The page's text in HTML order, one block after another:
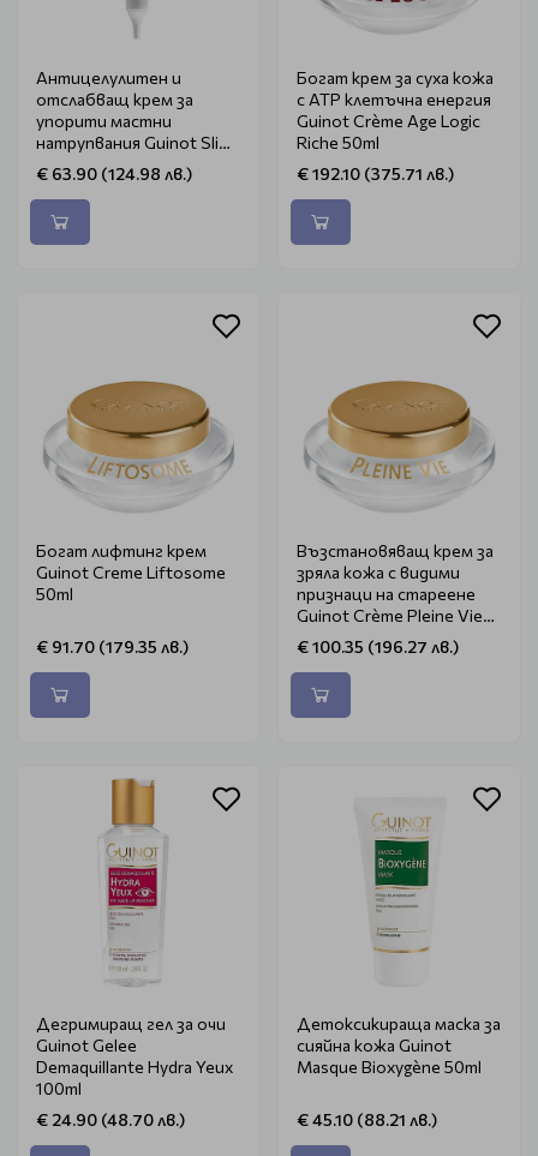
Антицелулитен и
отслабващ крем за
упорити мастни
натрупвания Guinot Slim
Logic 125ml
€ 63.90 (124.98 лв.)
Богат крем за суха кожа
с ATP клетъчна енергия
Guinot Crème Age Logic
Riche 50ml
€ 192.10 (375.71 лв.)
Богат лифтинг крем
Guinot Creme Liftosome
50ml
€ 91.70 (179.35 лв.)
Възстановяващ крем за
зряла кожа с видими
признаци на стареене
Guinot Crème Pleine Vie
50ml
€ 100.35 (196.27 лв.)
Дегримиращ гел за очи
Guinot Gelee
Demaquillante Hydra Yeux
100ml
€ 24.90 (48.70 лв.)
Детоксикираща маска за
сияйна кожа Guinot
Masque Bioxygène 50ml
€ 45.10 (88.21 лв.)